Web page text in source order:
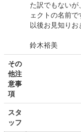
た訳でもないが
ェクトの名前で
以後お見知りお
鈴木裕美
その
他注
意事
項
スタ
ッフ